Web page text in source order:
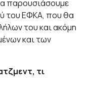
παρουσιάσουμε
του ΕΦΚΑ, που θα
του και ακόμη
και των
τι